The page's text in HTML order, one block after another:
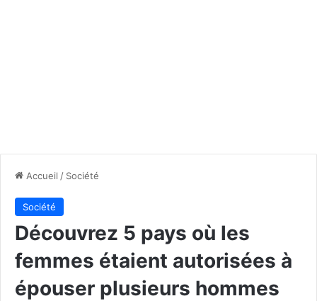
Accueil / Société
Société
Découvrez 5 pays où les
femmes étaient autorisées à
épouser plusieurs hommes